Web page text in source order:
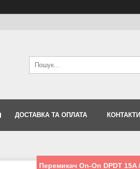
ДОСТАВКА ТА ОПЛАТА КОНТАКТИ
Перемикач On-On DPDT 15A